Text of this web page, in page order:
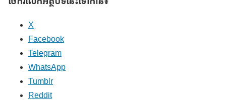
X
Facebook
Telegram
WhatsApp
Tumblr
Reddit